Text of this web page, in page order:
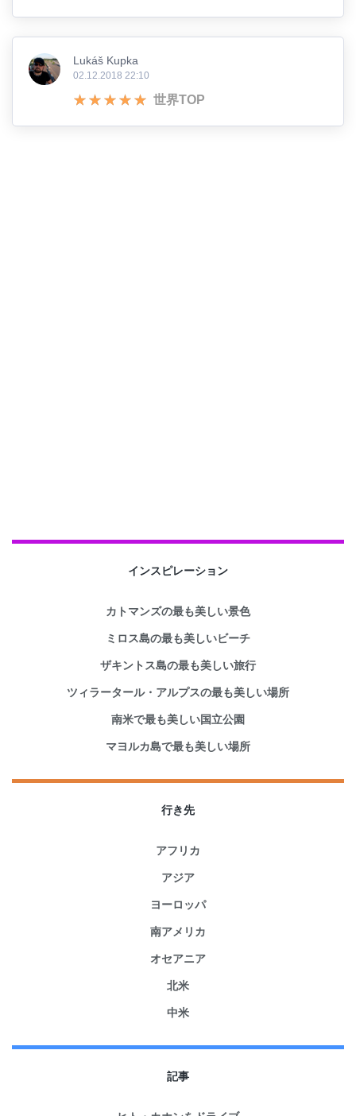
Lukáš Kupka
02.12.2018 22:10
世界TOP
インスピレーション
カトマンズの最も美しい景色
ミロス島の最も美しいビーチ
ザキントス島の最も美しい旅行
ツィラータール・アルプスの最も美しい場所
南米で最も美しい国立公園
マヨルカ島で最も美しい場所
行き先
アフリカ
アジア
ヨーロッパ
南アメリカ
オセアニア
北米
中米
記事